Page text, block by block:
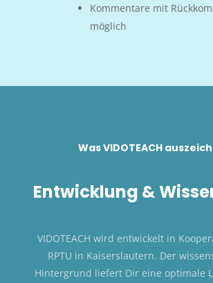
Kommentare mit
möglich
Was VIDOTEACH
Entwicklung &
VIDOTEACH wird entwickelt in
RPTU in Kaiserslautern. Der
Hintergrund liefert Dir eine optimale